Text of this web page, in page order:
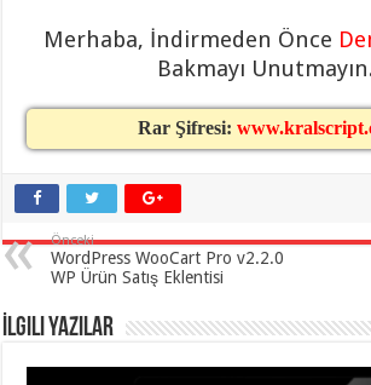
gaziantep
gaziantep
evden
taşımacılık,
taşımacılık,
gaziantep
asansörlü
taşıma
gaziantep
eve
taşımacılık,
Merhaba, İndirmeden Önce
Bakmayı
Rar Şifresi:
Önceki
WordPress WooCart Pro v2.2.0
WP Ürün Satış Eklentisi
İlgili Yazılar